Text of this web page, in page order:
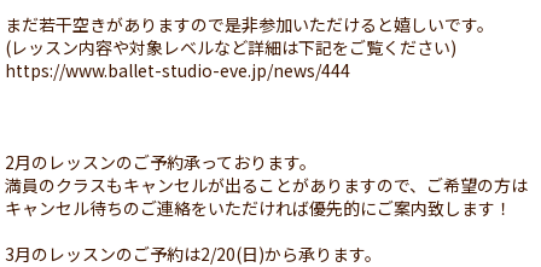
まだ若干空きがありますので是非参加いただけると嬉しいです。
(レッスン内容や対象レベルなど詳細は下記をご覧ください)
https://www.ballet-studio-eve.jp/news/444
2月のレッスンのご予約承っております。
満員のクラスもキャンセルが出ることがありますので、ご希望の方は
キャンセル待ちのご連絡をいただければ優先的にご案内致します！
3月のレッスンのご予約は2/20(日)から承ります。